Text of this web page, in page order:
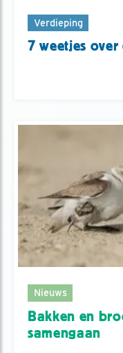
Verdieping
7 weetjes
Nieuws
Bakken en
samengaan